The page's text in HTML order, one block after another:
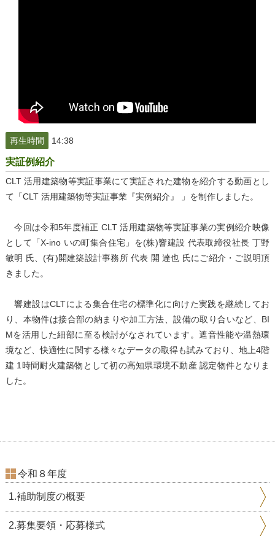
再生時間 14:38
実証例紹介
CLT 活用建築物等実証事業にて実証された建物を紹介する動画とし
て「CLT 活用建築物等実証事業『実例紹介』 」を制作しました。
今回は令和5年度補正 CLT 活用建築物等実証事業の実例紹介映像
として「X-ino いの町集合住宅」を(株)響建設 代表取締役社長 丁野
敏明 氏、(有)開建築設計事務所 代表 開 達也 氏にご紹介・ご説明頂
きました。
響建設はCLTによる集合住宅の標準化に向けた実践を継続してお
り、本物件は接合部の納まりや加工方法、設備の取り合いなど、BI
Mを活用した細部に至る検討がなされています。遮音性能や温熱環
境など、快適性に関する様々なデータの取得も試みており、地上4階
建 1時間耐火建築物として初の高知県環境不動産 認定物件となりま
した。
令和８年度
1.補助制度の概要
2.募集要領・応募様式